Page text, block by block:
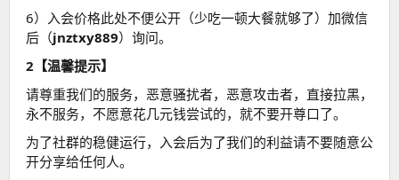
6）入会价格此处不便公开（少吃一顿大餐就够了）加微信
后（jnztxy889）询问。
2【温馨提示】
请尊重我们的服务，恶意骚扰者，恶意攻击者，直接拉黑，
永不服务，不愿意花几元钱尝试的，就不要开尊口了。
为了社群的稳健运行，入会后为了我们的利益请不要随意公
开分享给任何人。